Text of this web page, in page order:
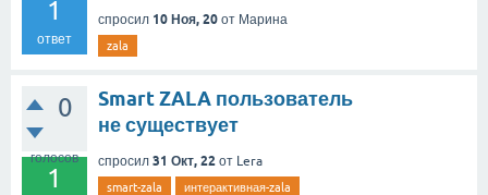
1
ответ
спросил 10 Ноя, 20 от Марина
zala
0
голосов
1
Smart ZALA пользователь
не существует
спросил 31 Окт, 22 от Lera
smart-zala
интерактивная-zala